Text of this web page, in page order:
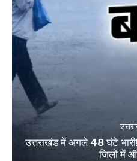
उत्तराखंड में अगले 48 घंटे
जिलों में